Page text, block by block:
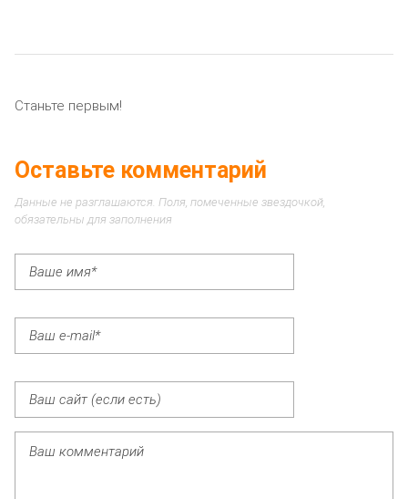
Станьте первым!
Оставьте комментарий
Данные не разглашаются. Поля, помеченные звездочкой,
обязательны для заполнения